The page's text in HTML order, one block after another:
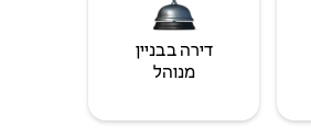
דירה בבניין
מנוהל